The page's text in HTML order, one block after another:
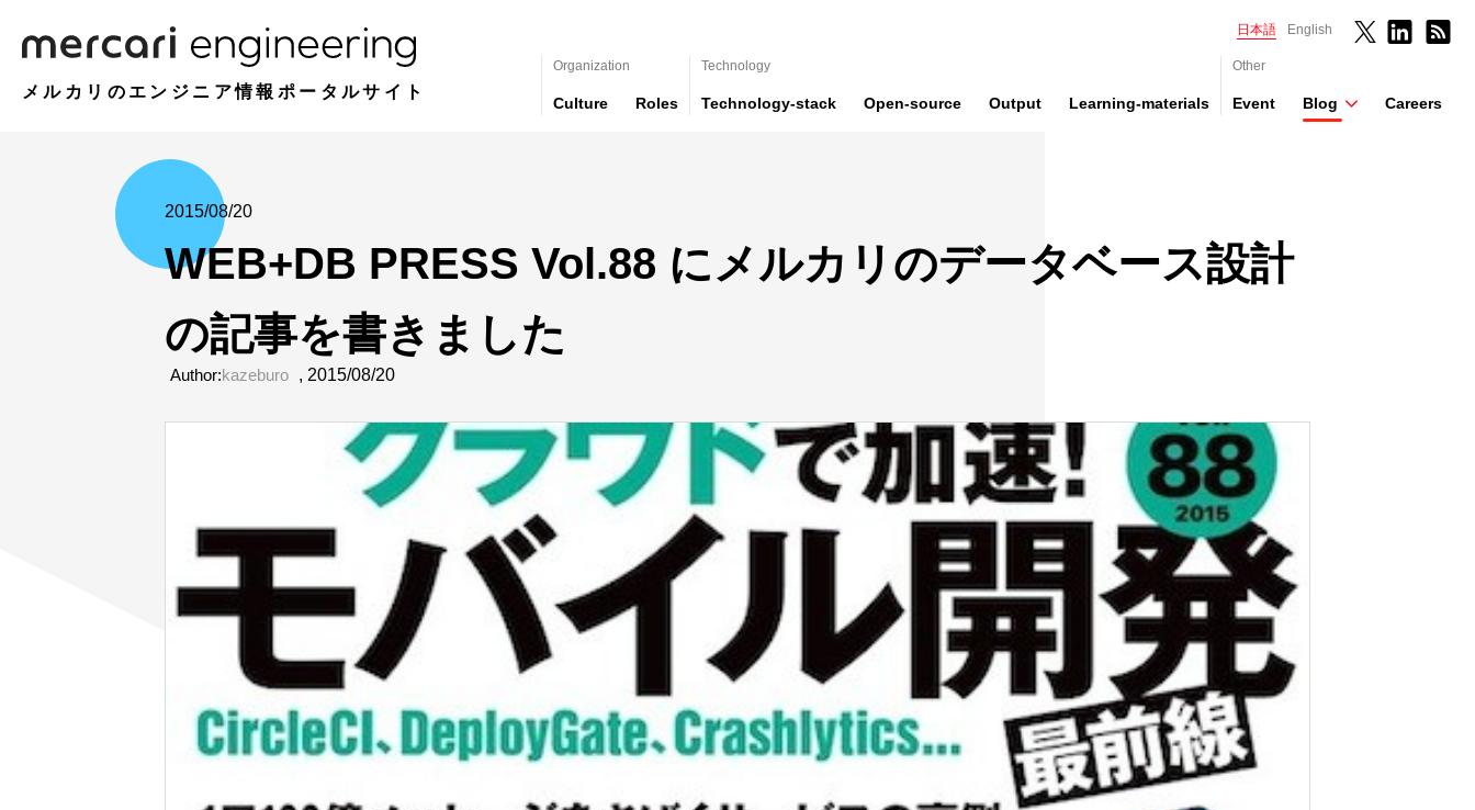
メルカリのエンジニア情報ポータルサイト
日本語 English
Organization
Culture Roles
Technology
Technology-stack Open-source Output Learning-materials
Other
Event Blog Careers
2015/08/20
WEB+DB PRESS Vol.88 にメルカリのデータベース設計
の記事を書きました
Author:kazeburo , 2015/08/20